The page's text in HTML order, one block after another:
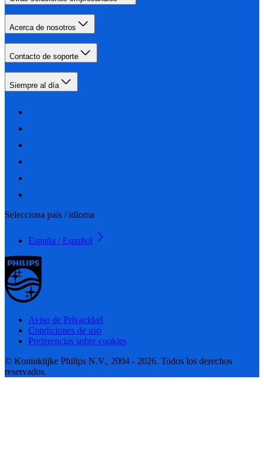
Acerca de nosotros
Contacto de soporte
Siempre al día
Selecciona país / idioma
España / Español
Aviso de Privacidad
Condiciones de uso
Preferencias sobre cookies
© Koninklijke Philips N.V., 2004 - 2026. Todos los derechos
reservados.